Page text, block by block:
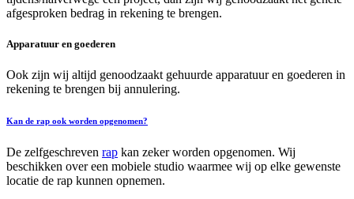
afgesproken bedrag in rekening te brengen.
Apparatuur en goederen
Ook zijn wij altijd genoodzaakt gehuurde apparatuur en goederen in
rekening te brengen bij annulering.
Kan de rap ook worden opgenomen?
De zelfgeschreven rap kan zeker worden opgenomen. Wij
beschikken over een mobiele studio waarmee wij op elke gewenste
locatie de rap kunnen opnemen.